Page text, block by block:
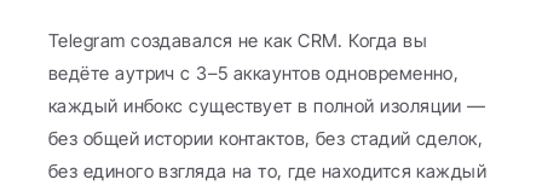
Telegram создавался не как CRM. Когда вы
ведёте аутрич с 3–5 аккаунтов одновременно,
каждый инбокс существует в полной изоляции —
без общей истории контактов, без стадий сделок,
без единого взгляда на то, где находится каждый